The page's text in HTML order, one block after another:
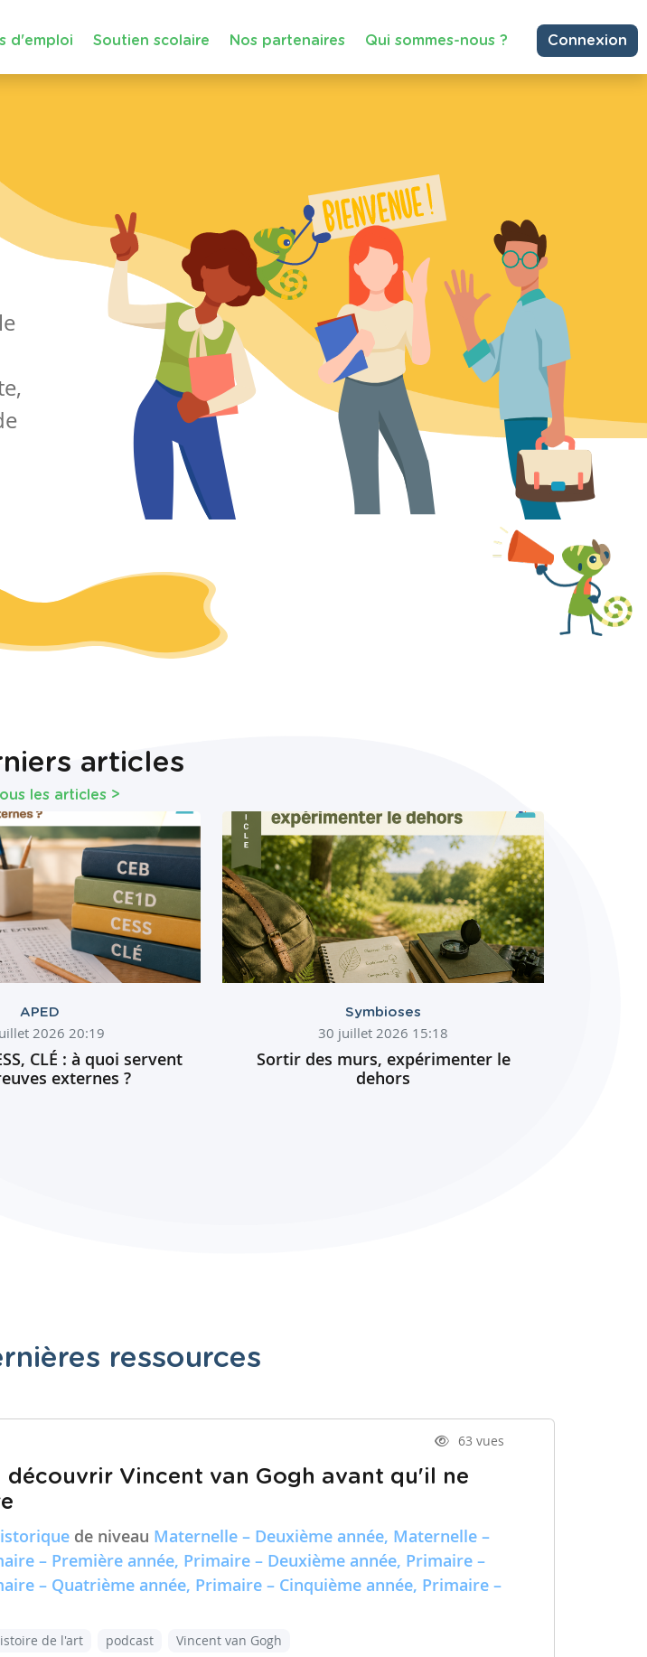
d'emploi Soutien scolaire Nos partenaires Qui sommes-nous ? Connexion
articles
les articles >
APED
2026 20:19
CLÉ : à quoi servent
externes ?
Symbioses
30 juillet 2026 15:18
Sortir des murs, expérimenter le
dehors
ressources
63 vues
découvrir Vincent van Gogh avant qu'il ne
de niveau Maternelle – Deuxième année, Maternelle –
– Première année, Primaire – Deuxième année, Primaire –
– Quatrième année, Primaire – Cinquième année, Primaire –
de l'art podcast Vincent van Gogh